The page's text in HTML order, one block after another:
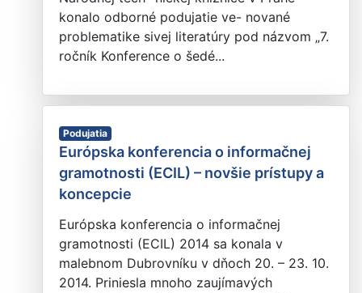
konalo odborné podujatie ve- nované
problematike sivej literatúry pod názvom „7.
ročník Konference o šedé...
Podujatia
Európska konferencia o informačnej
gramotnosti (ECIL) – novšie prístupy a
koncepcie
Európska konferencia o informačnej
gramotnosti (ECIL) 2014 sa konala v
malebnom Dubrovníku v dňoch 20. – 23. 10.
2014. Priniesla mnoho zaujímavých